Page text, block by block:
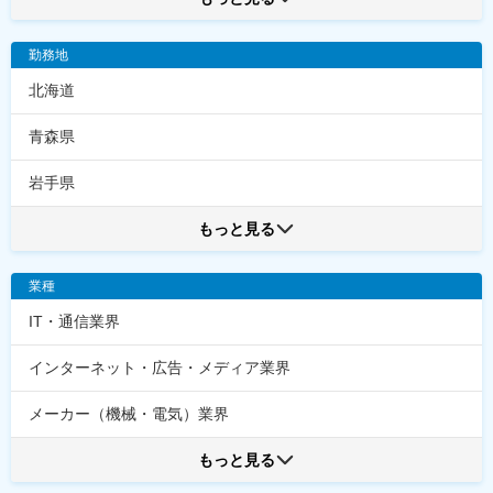
勤務地
北海道
青森県
岩手県
もっと見る
業種
IT・通信業界
インターネット・広告・メディア業界
メーカー（機械・電気）業界
もっと見る